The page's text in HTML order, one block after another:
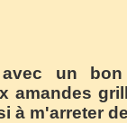
un
amandes
à m'arreter